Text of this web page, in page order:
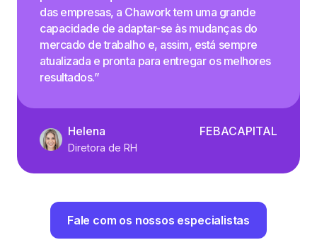
das empresas, a Chawork tem uma grande
capacidade de adaptar-se às mudanças do
mercado de trabalho e, assim, está sempre
atualizada e pronta para entregar os melhores
resultados.”
Helena
Diretora de RH
FEBACAPITAL
Fale com os nossos especialistas